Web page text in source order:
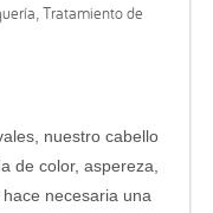
, Tratamiento de
nuestro cabello
de color, aspereza,
necesaria una